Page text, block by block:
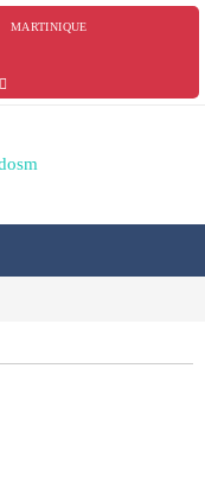
MARTINIQUE